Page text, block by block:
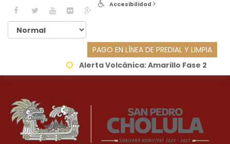
Accesibilidad
PAGO EN LÍNEA DE PREDIAL Y LIMPIA
Alerta Volcánica:Amarillo Fase 2